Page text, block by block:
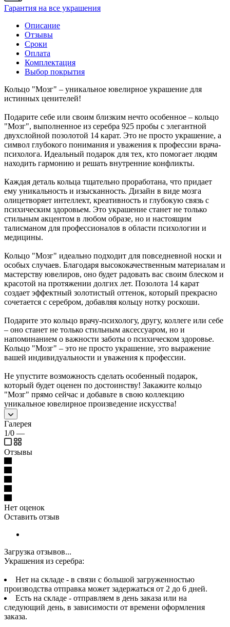
Гарантия на все украшения
Описание
Отзывы
Сроки
Оплата
Комплектация
Выбор покрытия
Кольцо "Мозг" – уникальное ювелирное украшение для
истинных ценителей!
Подарите себе или своим близким нечто особенное – кольцо
"Мозг", выполненное из серебра 925 пробы с элегантной
двухслойной позолотой 14 карат. Это не просто украшение, а
символ глубокого понимания и уважения к профессии врача-
психолога. Идеальный подарок для тех, кто помогает людям
находить гармонию и решать внутренние конфликты.
Каждая деталь кольца тщательно проработана, что придает
ему уникальность и изысканность. Дизайн в виде мозга
олицетворяет интеллект, креативность и глубокую связь с
психическим здоровьем. Это украшение станет не только
стильным акцентом в любом образе, но и настоящим
талисманом для профессионалов в области психологии и
медицины.
Кольцо "Мозг" идеально подходит для повседневной носки и
особых случаев. Благодаря высококачественным материалам и
мастерству ювелиров, оно будет радовать вас своим блеском и
красотой на протяжении долгих лет. Позолота 14 карат
создает эффектный золотистый оттенок, который прекрасно
сочетается с серебром, добавляя кольцу нотку роскоши.
Подарите это кольцо врачу-психологу, другу, коллеге или себе
– оно станет не только стильным аксессуаром, но и
напоминанием о важности заботы о психическом здоровье.
Кольцо "Мозг" – это не просто украшение, это выражение
вашей индивидуальности и уважения к профессии.
Не упустите возможность сделать особенный подарок,
который будет оценен по достоинству! Закажите кольцо
"Мозг" прямо сейчас и добавьте в свою коллекцию
уникальное ювелирное произведение искусства!
Галерея
1/0 —
Отзывы
Нет оценок
Оставить отзыв
Загрузка отзывов...
Украшения из серебра:
Нет на складе - в связи с большой загруженностью
производства отправка может задержаться от 2 до 6 дней.
Есть на складе - отправляем в день заказа или на
следующий день, в зависимости от времени оформления
заказа.